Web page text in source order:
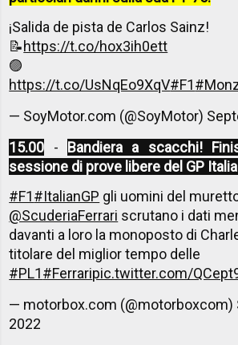
¡Salida de pista de Carlos Sainz!
📝https://t.co/hox3ih0ett
🟣
https://t.co/UsNqEo9XqV#F1
— SoyMotor.com (@SoyMotor)
15.00 - Bandiera a scacchi!
sessione di prove libere del GP
#F1#ItalianGP gli uomini del
@ScuderiaFerrari scrutano i dati
davanti a loro la monoposto di
titolare del miglior tempo delle
#PL1#Ferraripic.twitter.com/
— motorbox.com (@motorboxcom)
2022